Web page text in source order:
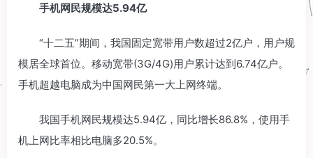
手机网民规模达5.94亿
“十二五”期间，我国固定宽带用户数超过2亿户，用户规
模居全球首位。移动宽带(3G/4G)用户累计达到6.74亿户。
手机超越电脑成为中国网民第一大上网终端。
我国手机网民规模达5.94亿，同比增长86.8%，使用手
机上网比率相比电脑多20.5%。